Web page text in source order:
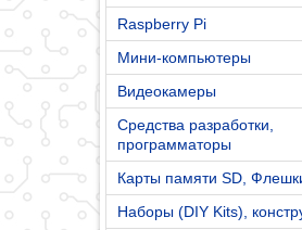
Raspberry Pi
Мини-компьютеры
Видеокамеры
Средства разработки,
программаторы
Карты памяти SD,
Наборы (DIY Kits),